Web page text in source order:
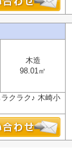
木造
98.01㎡
クラク♪ 木崎小